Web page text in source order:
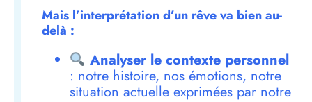
Mais l’interprétation d’un rêve va bien au-
delà :
Analyser le contexte personnel
: notre histoire, nos émotions, notre
situation actuelle exprimées par notre